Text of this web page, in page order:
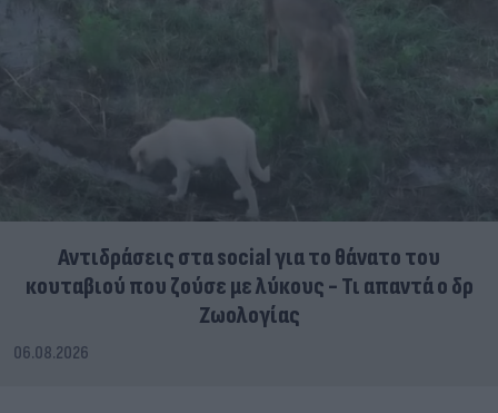
Αντιδράσεις στα social για το θάνατο του
κουταβιού που ζούσε με λύκους - Τι απαντά ο δρ
Ζωολογίας
06.08.2026